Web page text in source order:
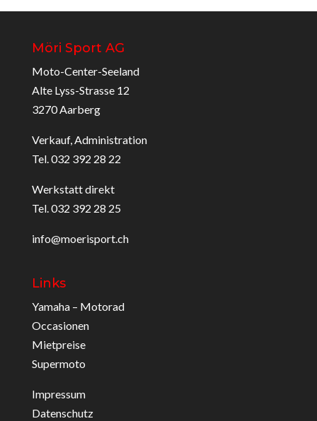
Möri Sport AG
Moto-Center-Seeland
Alte Lyss-Strasse 12
3270 Aarberg
Verkauf, Administration
Tel. 032 392 28 22
Werkstatt direkt
Tel. 032 392 28 25
info@moerisport.ch
Links
Yamaha – Motorad
Occasionen
Mietpreise
Supermoto
Impressum
Datenschutz